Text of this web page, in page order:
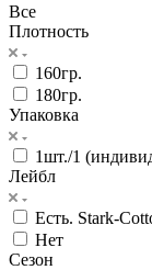
Все
Плотность
160гр.
180гр.
Упаковка
1шт./1
Лейбл
Есть. Stark-
Нет
Сезон